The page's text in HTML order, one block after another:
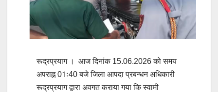
रूद्रप्रयाग । आज दिनांक 15.06.2026 को समय
अपराह्न 01ः40 बजे जिला आपदा प्रबन्धन अधिकारी
रूद्रप्रयाग द्वारा अवगत कराया गया कि स्वामी